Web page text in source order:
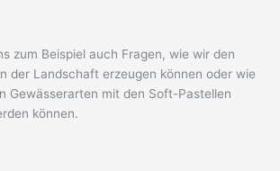
zum Beispiel auch Fragen, wie wir den
der Landschaft erzeugen können oder wie
Gewässerarten mit den Soft-Pastellen
können.